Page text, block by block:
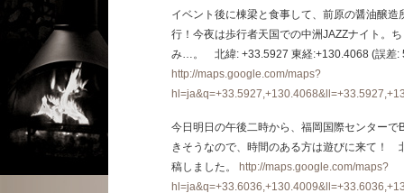
イベント後に棟梁と食事して、前原の醤油醸
行！今夜は歩行者天国での中洲JAZZナイト。
み…。 北緯: +33.5927 東経:+130.4068 (誤差:
http://maps.google.com/maps?
今日明日の午後二時から、福岡国際センター
きそうなので、時間のある方は遊びに来て！
稿しました。
http://maps.google.com/maps?